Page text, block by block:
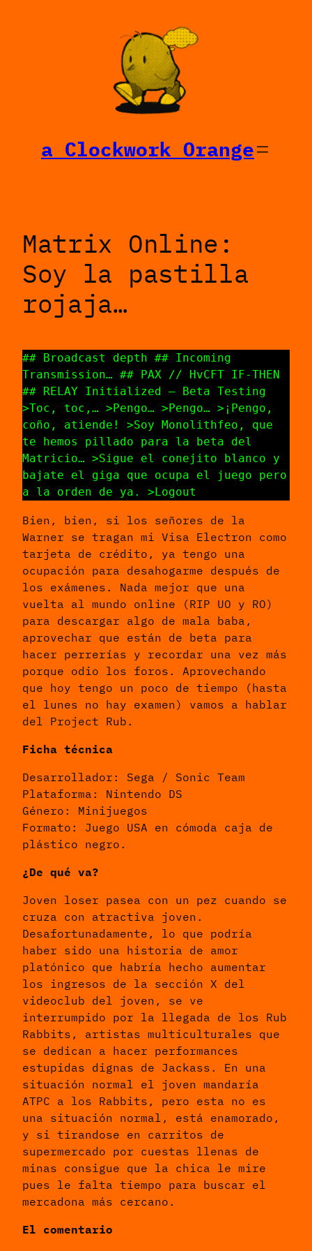
a Clockwork Orange
Matrix Online:
Soy la pastilla
rojaja…
## Broadcast depth ## Incoming
Transmission… ## PAX // HvCFT IF-THEN
## RELAY Initialized – Beta Testing
>Toc, toc,… >Pengo… >Pengo… >¡Pengo,
coño, atiende! >Soy Monolithfeo, que
te hemos pillado para la beta del
Matricio… >Sigue el conejito blanco y
bajate el giga que ocupa el juego pero
a la orden de ya. >Logout
Bien, bien, si los señores de la
Warner se tragan mi Visa Electron como
tarjeta de crédito, ya tengo una
ocupación para desahogarme después de
los exámenes. Nada mejor que una
vuelta al mundo online (RIP UO y RO)
para descargar algo de mala baba,
aprovechar que están de beta para
hacer perrerías y recordar una vez más
porque odio los foros. Aprovechando
que hoy tengo un poco de tiempo (hasta
el lunes no hay examen) vamos a hablar
del Project Rub.
Ficha técnica
Desarrollador: Sega / Sonic Team
Plataforma: Nintendo DS
Género: Minijuegos
Formato: Juego USA en cómoda caja de
plástico negro.
¿De qué va?
Joven loser pasea con un pez cuando se
cruza con atractiva joven.
Desafortunadamente, lo que podría
haber sido una historia de amor
platónico que habría hecho aumentar
los ingresos de la sección X del
videoclub del joven, se ve
interrumpido por la llegada de los Rub
Rabbits, artistas multiculturales que
se dedican a hacer performances
estupidas dignas de Jackass. En una
situación normal el joven mandaría
ATPC a los Rabbits, pero esta no es
una situación normal, está enamorado,
y si tirandose en carritos de
supermercado por cuestas llenas de
minas consigue que la chica le mire
pues le falta tiempo para buscar el
mercadona más cercano.
El comentario